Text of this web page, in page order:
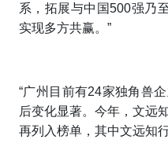
系，拓展与中国500强乃
实现多方共赢。”
“广州目前有24家独角兽
后变化显著。今年，文远
再列入榜单，其中文远知